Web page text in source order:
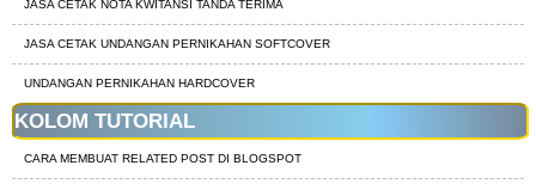
JASA CETAK NOTA KWITANSI TANDA TERIMA
JASA CETAK UNDANGAN PERNIKAHAN SOFTCOVER
UNDANGAN PERNIKAHAN HARDCOVER
KOLOM TUTORIAL
CARA MEMBUAT RELATED POST DI BLOGSPOT